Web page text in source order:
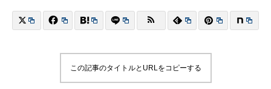
この記事のタイトルとURLをコピーする